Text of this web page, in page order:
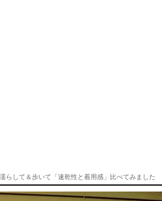
らして＆歩いて「速乾性と着用感」比べてみました